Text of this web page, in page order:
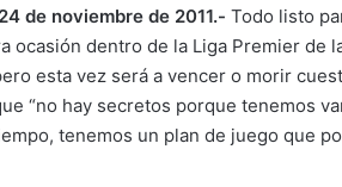
de noviembre de 2011.- Todo listo
ocasión dentro de la Liga Premier de
esta vez será a vencer o morir
“no hay secretos porque tenemos
tenemos un plan de juego que